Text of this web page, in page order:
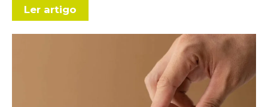
Ler artigo